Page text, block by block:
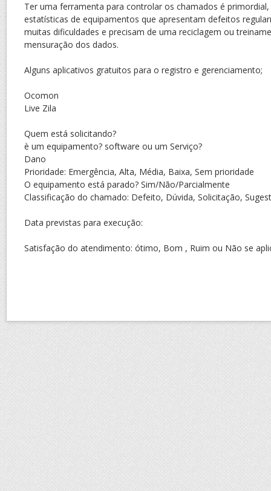
Ter uma ferramenta para controlar os chamados é
estatísticas de equipamentos que apresentam defeitos
muitas dificuldades e precisam de uma reciclagem ou
mensuração dos dados.
Alguns aplicativos gratuitos para o registro e gerenciamento;
Ocomon
Live Zila
Quem está solicitando?
è um equipamento? software ou um Serviço?
Dano
Prioridade: Emergência, Alta, Média, Baixa, Sem prioridade
O equipamento está parado? Sim/Não/Parcialmente
Classificação do chamado: Defeito, Dúvida, Solicitação,
Data previstas para execução:
Satisfação do atendimento: ótimo, Bom , Ruim ou Não se